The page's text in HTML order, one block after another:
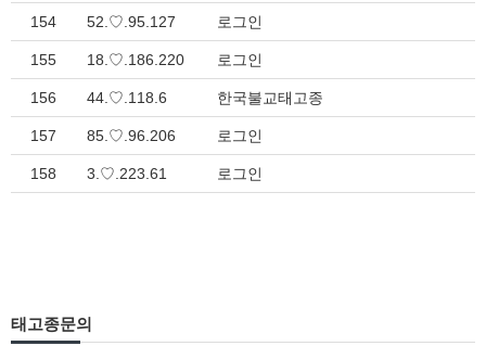
154 52.♡.95.127 로그인
155 18.♡.186.220 로그인
156 44.♡.118.6 한국불교태고종
157 85.♡.96.206 로그인
158 3.♡.223.61 로그인
태고종문의